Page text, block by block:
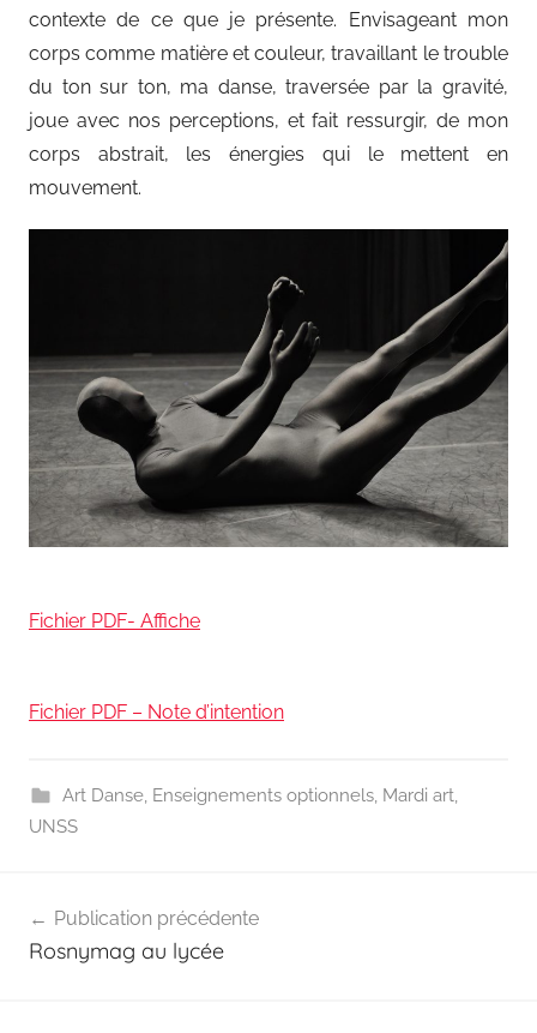
contexte de ce que je présente. Envisageant mon
corps comme matière et couleur, travaillant le trouble
du ton sur ton, ma danse, traversée par la gravité,
joue avec nos perceptions, et fait ressurgir, de mon
corps abstrait, les énergies qui le mettent en
mouvement.
Fichier PDF- Affiche
Fichier PDF – Note d’intention
Art Danse, Enseignements optionnels, Mardi art,
UNSS
de
Publication précédente
Rosnymag au lycée